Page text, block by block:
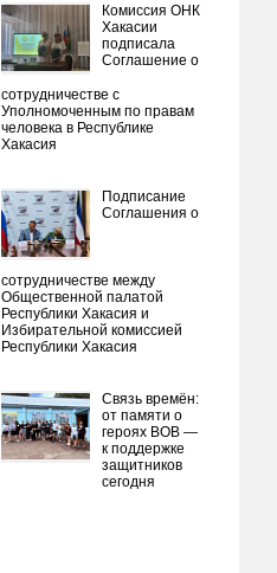
Комиссия ОНК
Хакасии
подписала
Соглашение о
сотрудничестве с
Уполномоченным по правам
человека в Республике
Хакасия
Подписание
Соглашения о
сотрудничестве между
Общественной палатой
Республики Хакасия и
Избирательной комиссией
Республики Хакасия
Связь времён:
от памяти о
героях ВОВ —
к поддержке
защитников
сегодня